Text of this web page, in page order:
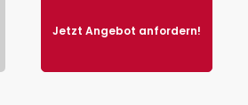
Jetzt Angebot anfordern!